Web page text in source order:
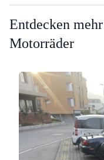
Entdecken
Motorräder